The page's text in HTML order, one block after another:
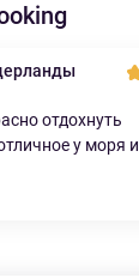
отдохнуть
у моря